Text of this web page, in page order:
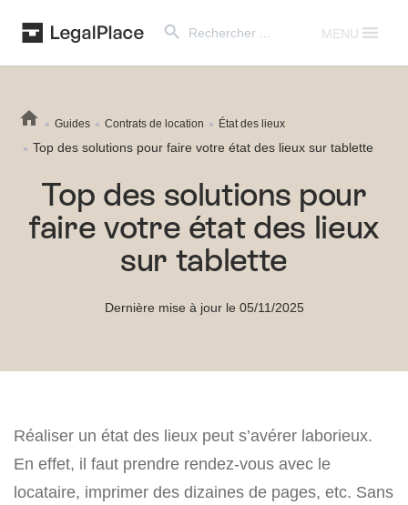
for:
MENU
Guides Contrats de location État des lieux
Top des solutions pour faire votre état des lieux sur tablette
Top des solutions pour
faire votre état des lieux
sur tablette
Dernière mise à jour le 05/11/2025
Réaliser un état des lieux peut s’avérer laborieux.
En effet, il faut prendre rendez-vous avec le
locataire, imprimer des dizaines de pages, etc. Sans